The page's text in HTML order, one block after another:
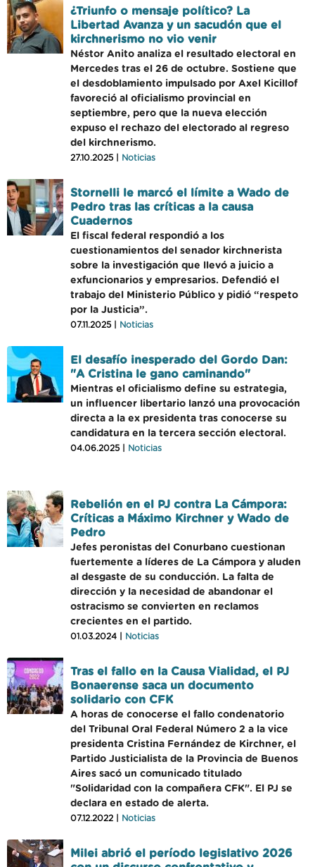
¿Triunfo o mensaje político? La
Libertad Avanza y un sacudón que el
kirchnerismo no vio venir
Néstor Anito analiza el resultado electoral en
Mercedes tras el 26 de octubre. Sostiene que
el desdoblamiento impulsado por Axel Kicillof
favoreció al oficialismo provincial en
septiembre, pero que la nueva elección
expuso el rechazo del electorado al regreso
del kirchnerismo.
27.10.2025 | Noticias
Stornelli le marcó el límite a Wado de
Pedro tras las críticas a la causa
Cuadernos
El fiscal federal respondió a los
cuestionamientos del senador kirchnerista
sobre la investigación que llevó a juicio a
exfuncionarios y empresarios. Defendió el
trabajo del Ministerio Público y pidió “respeto
por la Justicia”.
07.11.2025 | Noticias
El desafío inesperado del Gordo Dan:
"A Cristina le gano caminando"
Mientras el oficialismo define su estrategia,
un influencer libertario lanzó una provocación
directa a la ex presidenta tras conocerse su
candidatura en la tercera sección electoral.
04.06.2025 | Noticias
Rebelión en el PJ contra La Cámpora:
Críticas a Máximo Kirchner y Wado de
Pedro
Jefes peronistas del Conurbano cuestionan
fuertemente a líderes de La Cámpora y aluden
al desgaste de su conducción. La falta de
dirección y la necesidad de abandonar el
ostracismo se convierten en reclamos
crecientes en el partido.
01.03.2024 | Noticias
Tras el fallo en la Causa Vialidad, el PJ
Bonaerense saca un documento
solidario con CFK
A horas de conocerse el fallo condenatorio
del Tribunal Oral Federal Número 2 a la vice
presidenta Cristina Fernández de Kirchner, el
Partido Justicialista de la Provincia de Buenos
Aires sacó un comunicado titulado
"Solidaridad con la compañera CFK". El PJ se
declara en estado de alerta.
07.12.2022 | Noticias
Milei abrió el período legislativo 2026